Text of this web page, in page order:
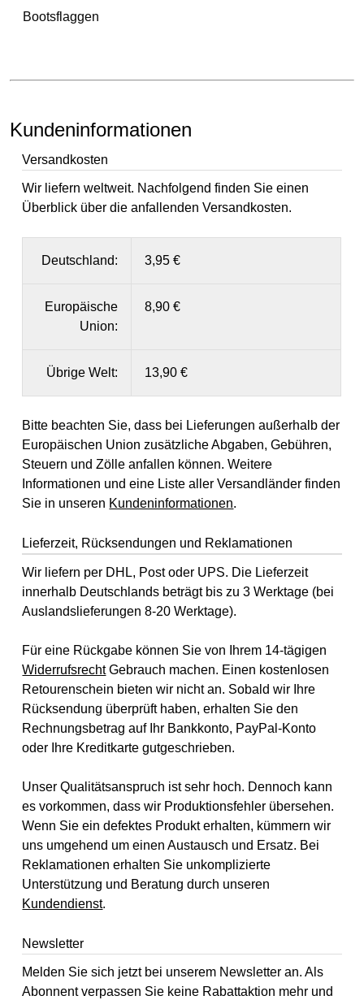
Bootsflaggen
Kundeninformationen
Versandkosten
Wir liefern weltweit. Nachfolgend finden Sie einen
Überblick über die anfallenden Versandkosten.
Deutschland: 3,95 €
Europäische
Union:
8,90 €
Übrige Welt: 13,90 €
Bitte beachten Sie, dass bei Lieferungen außerhalb der
Europäischen Union zusätzliche Abgaben, Gebühren,
Steuern und Zölle anfallen können. Weitere
Informationen und eine Liste aller Versandländer finden
Sie in unseren Kundeninformationen.
Lieferzeit, Rücksendungen und Reklamationen
Wir liefern per DHL, Post oder UPS. Die Lieferzeit
innerhalb Deutschlands beträgt bis zu 3 Werktage (bei
Auslandslieferungen 8-20 Werktage).
Für eine Rückgabe können Sie von Ihrem 14-tägigen
WiderrufsrechtGebrauch machen. Einen kostenlosen
Retourenschein bieten wir nicht an. Sobald wir Ihre
Rücksendung überprüft haben, erhalten Sie den
Rechnungsbetrag auf Ihr Bankkonto, PayPal-Konto
oder Ihre Kreditkarte gutgeschrieben.
Unser Qualitätsanspruch ist sehr hoch. Dennoch kann
es vorkommen, dass wir Produktionsfehler übersehen.
Wenn Sie ein defektes Produkt erhalten, kümmern wir
uns umgehend um einen Austausch und Ersatz. Bei
Reklamationen erhalten Sie unkomplizierte
Unterstützung und Beratung durch unseren
Kundendienst.
Newsletter
Melden Sie sich jetzt bei unserem Newsletter an. Als
Abonnent verpassen Sie keine Rabattaktion mehr und